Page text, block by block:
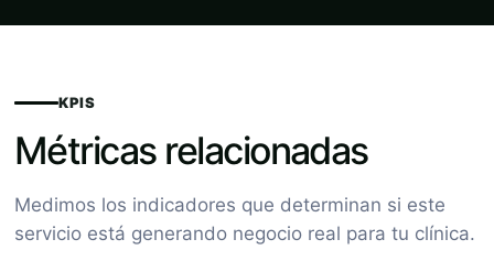
KPIS
Métricas relacionadas
Medimos los indicadores que determinan si este
servicio está generando negocio real para tu clínica.